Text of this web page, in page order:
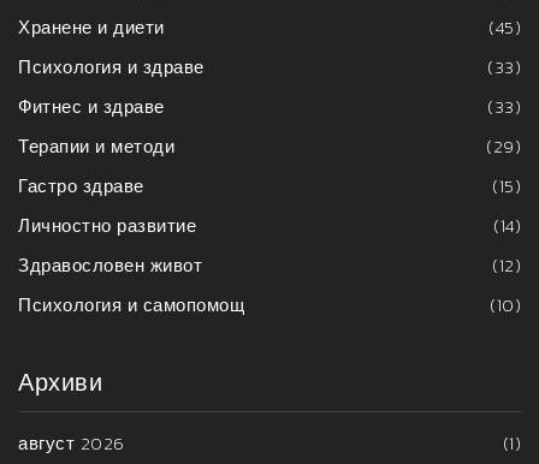
Хранене и диети
(45)
Психология и здраве
(33)
Фитнес и здраве
(33)
Терапии и методи
(29)
Гастро здраве
(15)
Личностно развитие
(14)
Здравословен живот
(12)
Психология и самопомощ
(10)
Архиви
август 2026
(1)